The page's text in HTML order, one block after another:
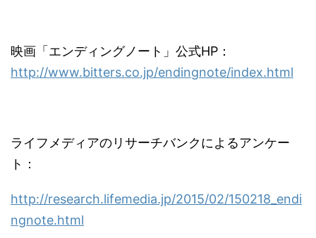
映画「エンディングノート」公式HP：
http://www.bitters.co.jp/endingnote/index.html
ライフメディアのリサーチバンクによるアンケー
ト：
http://research.lifemedia.jp/2015/02/150218_endi
ngnote.html